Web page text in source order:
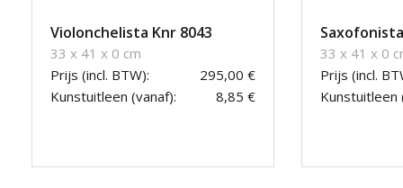
Violonchelista Knr 8043
33 x 41 x 0 cm
Prijs (incl. BTW):
295,00 €
Kunstuitleen (vanaf):
8,85 €
33 x 41 x 0
Prijs (incl.
Kunstuitleen